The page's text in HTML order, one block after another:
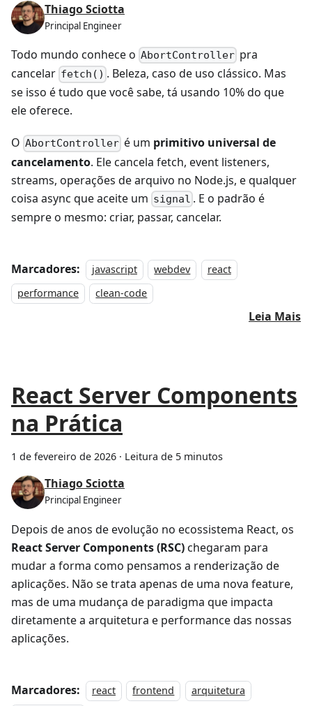
Thiago Sciotta
Principal Engineer
Todo mundo conhece o AbortController pra
cancelar fetch() . Beleza, caso de uso clássico. Mas
se isso é tudo que você sabe, tá usando 10% do que
ele oferece.
O AbortController é um primitivo universal de
cancelamento. Ele cancela fetch, event listeners,
streams, operações de arquivo no Node.js, e qualquer
coisa async que aceite um signal . E o padrão é
sempre o mesmo: criar, passar, cancelar.
Marcadores: javascript webdev
react
performance
clean-code
Leia Mais
React Server Components
na Prática
1 de fevereiro de 2026 · Leitura de 5 minutos
Thiago Sciotta
Principal Engineer
Depois de anos de evolução no ecossistema React, os
React Server Components (RSC)chegaram para
mudar a forma como pensamos a renderização de
aplicações. Não se trata apenas de uma nova feature,
mas de uma mudança de paradigma que impacta
diretamente a arquitetura e performance das nossas
aplicações.
Marcadores: react frontend
arquitetura